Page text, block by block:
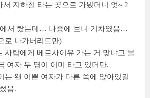
서 지하철 타는 곳으로 가봤더니 엇~ 2
서 탔는데… 나중에 보니 기차였음…
로 나가버리드만)
사람에게 베르사이유 가는 거 맞냐고 물
여자 두 명이 이미 타고 있더만.
왠 이쁜 여자가 다른 쪽에 앉아있길
음.